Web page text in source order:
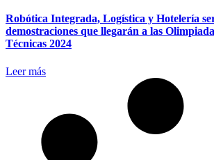
Robótica Integrada, Logística y Hotelería
demostraciones que llegarán a las
Técnicas 2024
Leer más